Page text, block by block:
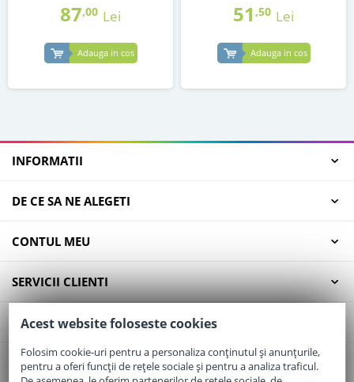
87,00 Lei
Adauga in cos
51 ,50 Lei
Adauga in cos
INFORMATII
DE CE SA NE ALEGETI
CONTUL MEU
SERVICII CLIENTI
CONTACT
Email:office@elaptepraf.ro
Acest website foloseste cookies
Folosim cookie-uri pentru a personaliza conținutul și anunțurile,
pentru a oferi funcții de rețele sociale și pentru a analiza traficul.